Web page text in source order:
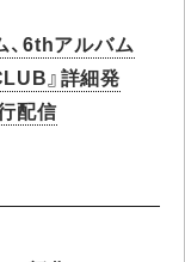
、6thアルバム
』詳細発
配信